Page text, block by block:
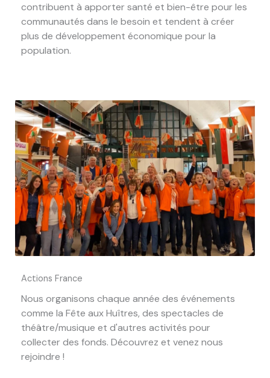
contribuent à apporter santé et bien-être pour les
communautés dans le besoin et tendent à créer
plus de développement économique pour la
population.
Actions France
Nous organisons chaque année des événements
comme la Fête aux Huîtres, des spectacles de
théâtre/musique et d'autres activités pour
collecter des fonds. Découvrez et venez nous
rejoindre !